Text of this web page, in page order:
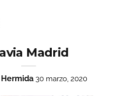
Madrid
30 marzo, 2020